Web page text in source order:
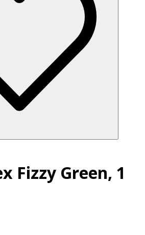
Fizzy Green, 1